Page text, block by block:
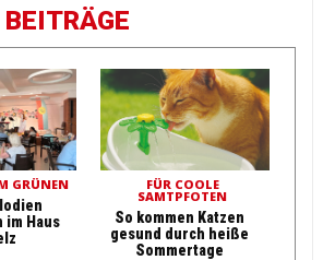
GRÜNEN
im Haus
FÜR COOLE
SAMTPFOTEN
So kommen Katzen
gesund durch heiße
Sommertage